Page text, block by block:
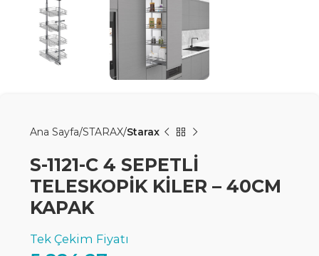
Ana Sayfa STARAX Starax
S-1121-C 4 SEPETLİ
TELESKOPİK KİLER – 40CM
KAPAK